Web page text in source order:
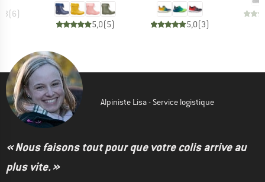
(6)
5,0(5) 5,0(3)
Alpiniste Lisa - Service logistique
« Nous faisons tout pour que votre colis arrive au
plus vite. »